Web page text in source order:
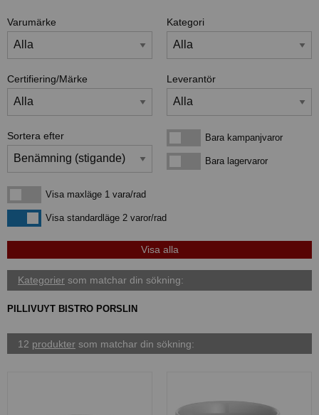
Varumärke Kategori
Certifiering/Märke Leverantör
Sortera efter Bara kampanjvarorBara kampanjvaror
Bara lagervarorBara lagervaror
Visa maxläge 1 vara/rad
Visa maxläge 1 vara/rad
Visa standardlägeVisa standardläge 2 varor/rad
Kategorier som matchar din sökning:
PILLIVUYT BISTRO PORSLIN
12 produkter som matchar din sökning: